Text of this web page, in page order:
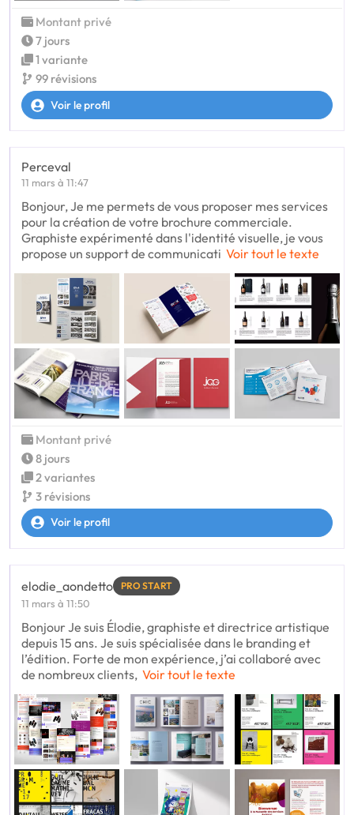
Montant privé
7 jours
1 variante
99 révisions
Voir le profil
Perceval
11 mars à 11:47
Bonjour, Je me permets de vous proposer mes services
pour la création de votre brochure commerciale.
Graphiste expérimenté dans l'identité visuelle, je vous
propose un support de communicati Voir tout le texte
Montant privé
8 jours
2 variantes
3 révisions
Voir le profil
elodie_aondetto PRO START
11 mars à 11:50
Bonjour Je suis Élodie, graphiste et directrice artistique
depuis 15 ans. Je suis spécialisée dans le branding et
l’édition. Forte de mon expérience, j’ai collaboré avec
de nombreux clients, Voir tout le texte